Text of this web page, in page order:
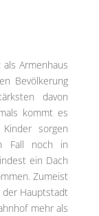
Armenhaus
Bevölkerung
davon
kommt es
sorgen
Fall noch in
ein Dach
Zumeist
der Hauptstadt
mehr als